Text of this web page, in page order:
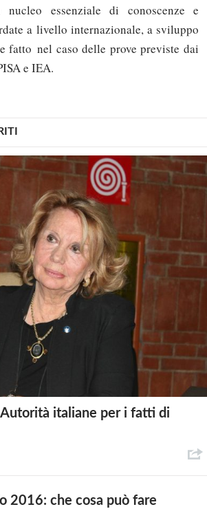
essenziale di conoscenze e
a livello internazionale, a sviluppo
fatto nel caso delle prove previste dai
e IEA.
italiane per i fatti di
2016: che cosa può fare